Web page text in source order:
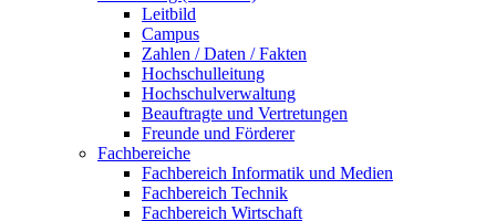
Leitbild
Campus
Zahlen / Daten / Fakten
Hochschulleitung
Hochschulverwaltung
Beauftragte und Vertretungen
Freunde und Förderer
Fachbereiche
Fachbereich Informatik und Medien
Fachbereich Technik
Fachbereich Wirtschaft